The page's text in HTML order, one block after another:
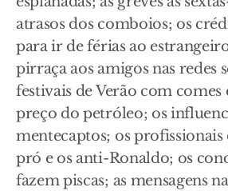
atrasos dos comboios; os
para ir de férias ao
pirraça aos amigos nas redes
festivais de Verão com comes
preço do petróleo; os
mentecaptos; os profissionais
pró e os anti-Ronaldo; os
fazem piscas; as mensagens